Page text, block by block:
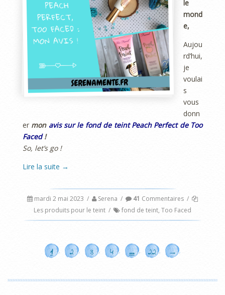
le
mond
e,
Aujou
rd’hui,
je
voulai
s
vous
donn
er mon avis sur le fond de teint Peach Perfect de Too
Faced!
So, let’s go !
Lire la suite →
mardi 2 mai 2023 / Serena / 41 Commentaires /
Les produits pour le teint / fond de teint, Too Faced
1 2 3 4 … 22 →